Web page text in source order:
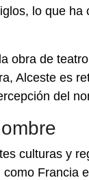
lo que ha
obra de
Alceste es
del
culturas y
Francia